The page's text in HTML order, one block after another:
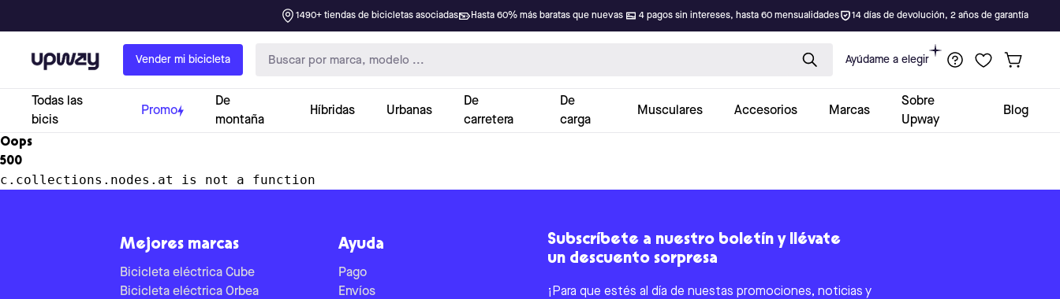
1490+ tiendas de bicicletas asociadas Hasta 60% más baratas que nuevas 4 pagos sin intereses, hasta 60 mensualidades 14 días de devolución, 2 años de garantía
Upway Vender mi bicicleta Ayúdame a elegir
Todas las
bicis
Promo
De
montaña
Híbridas Urbanas
De
carretera
De
carga
Musculares Accesorios Marcas
Sobre
Upway
Blog
Oops
500
c.collections.nodes.at is not a function
Mejores marcas
Bicicleta eléctrica Cube
Bicicleta eléctrica Orbea
Ayuda
Pago
Envíos
Subscríbete a nuestro boletín y llévate
un descuento sorpresa
¡Para que estés al día de nuestas promociones, noticias y